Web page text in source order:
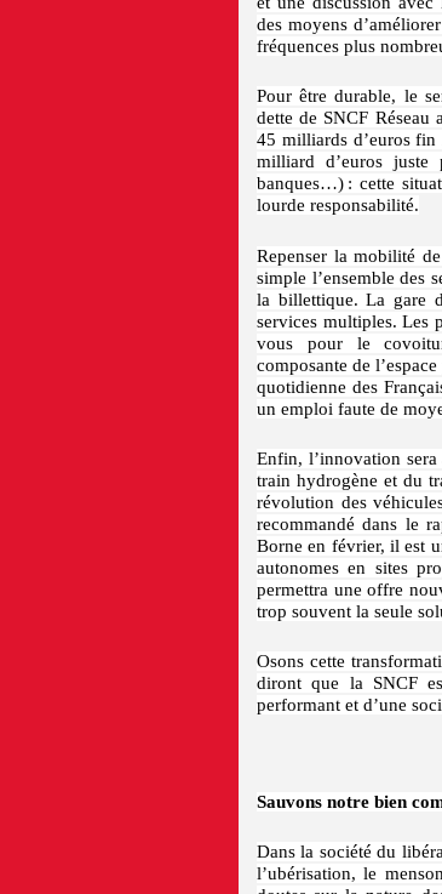
des moyens
fréquences plus
Pour être durable, le
dette de SNCF
45 milliards d’euros
milliard d’euros
banques…) : cette
lourde responsabilité.
Repenser la mobilité
simple l’ensemble des
la billettique. La gare
services multiples. Les
vous pour le
composante de
quotidienne des
un emploi faute de
Enfin, l’innovation
train hydrogène et du
révolution des
recommandé dans le
Borne en février, il est
autonomes en sites
permettra une offre
trop souvent la seule
Osons cette
diront que la SNCF
performant et d’une
Sauvons notre bien
Dans la société du
l’ubérisation, le